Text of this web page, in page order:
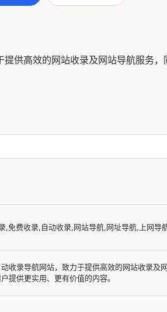
供高效的网站收录及网站导航服务
,免费收录,自动收录,网站导航,网址导航,上网导
收录导航网站，致力于提供高效的网站收录及
提供更实用、更有价值的内容。